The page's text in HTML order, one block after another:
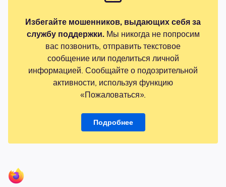
Избегайте мошенников, выдающих себя за
службу поддержки.Мы никогда не попросим
вас позвонить, отправить текстовое
сообщение или поделиться личной
информацией. Сообщайте о подозрительной
активности, используя функцию
«Пожаловаться».
Подробнее